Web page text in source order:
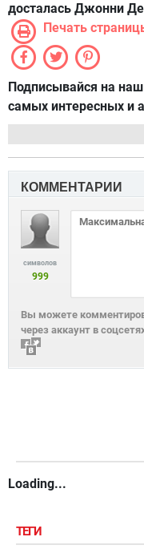
досталась Джонни
Печать
Подписывайся на наш
самых интересных и
КОММЕНТАРИИ
символов
999
Вы можете
через аккаунт в
Loading...
ТЕГИ